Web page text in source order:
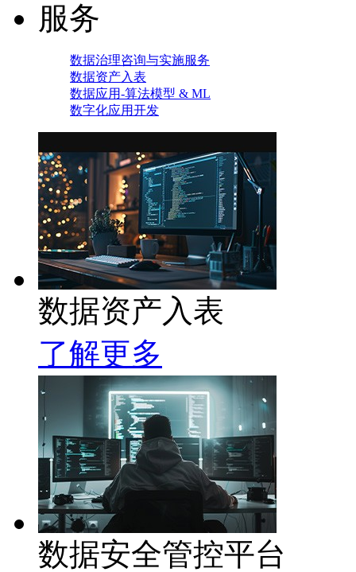
服务
数据治理咨询与实施服务
数据资产入表
数据应用-算法模型 & ML
数字化应用开发
数据资产入表
了解更多
数据安全管控平台